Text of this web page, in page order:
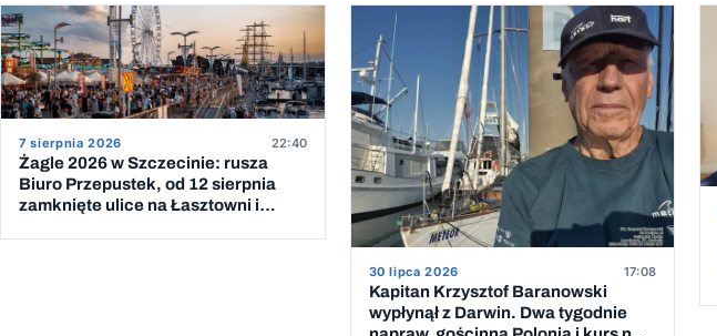
7 sierpnia 2026 22:40
Żagle 2026 w Szczecinie: rusza
Biuro Przepustek, od 12 sierpnia
zamknięte ulice na Łasztowni i
30 lipca 2026 17:08
Kapitan Krzysztof Baranowski
wypłynął z Darwin. Dwa tygodnie